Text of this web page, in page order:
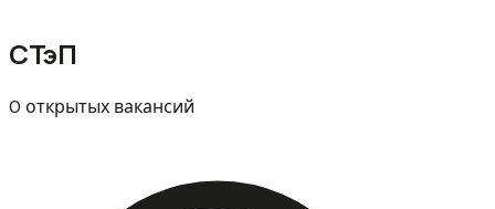
СТэП
0 открытых вакансий